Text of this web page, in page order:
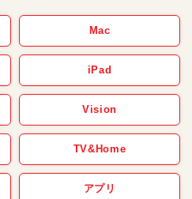
Mac
iPad
Vision
TV&Home
アプリ